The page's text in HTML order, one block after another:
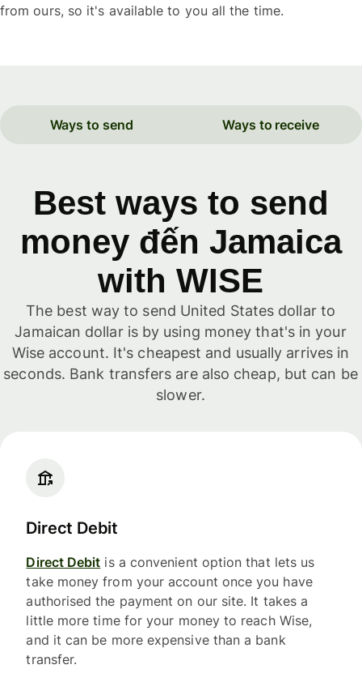
from ours, so it's available to you all the time.
Ways to send Ways to receive
Best ways to send
money đến Jamaica
with WISE
The best way to send United States dollar to
Jamaican dollar is by using money that's in your
Wise account. It's cheapest and usually arrives in
seconds. Bank transfers are also cheap, but can be
slower.
Direct Debit
Direct Debit is a convenient option that lets us
take money from your account once you have
authorised the payment on our site. It takes a
little more time for your money to reach Wise,
and it can be more expensive than a bank
transfer.